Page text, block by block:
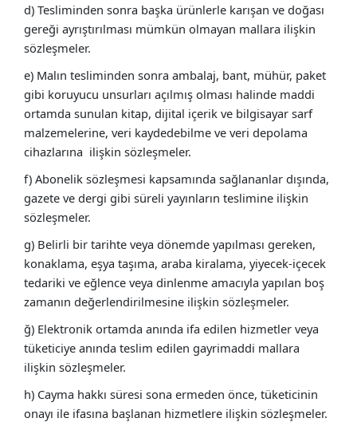
d) Tesliminden sonra başka ürünlerle karışan ve doğası
gereği ayrıştırılması mümkün olmayan mallara ilişkin
sözleşmeler.
e) Malın tesliminden sonra ambalaj, bant, mühür, paket
gibi koruyucu unsurları açılmış olması halinde maddi
ortamda sunulan kitap, dijital içerik ve bilgisayar sarf
malzemelerine, veri kaydedebilme ve veri depolama
cihazlarına ilişkin sözleşmeler.
f) Abonelik sözleşmesi kapsamında sağlananlar dışında,
gazete ve dergi gibi süreli yayınların teslimine ilişkin
sözleşmeler.
g) Belirli bir tarihte veya dönemde yapılması gereken,
konaklama, eşya taşıma, araba kiralama, yiyecek-içecek
tedariki ve eğlence veya dinlenme amacıyla yapılan boş
zamanın değerlendirilmesine ilişkin sözleşmeler.
ğ) Elektronik ortamda anında ifa edilen hizmetler veya
tüketiciye anında teslim edilen gayrimaddi mallara
ilişkin sözleşmeler.
h) Cayma hakkı süresi sona ermeden önce, tüketicinin
onayı ile ifasına başlanan hizmetlere ilişkin sözleşmeler.